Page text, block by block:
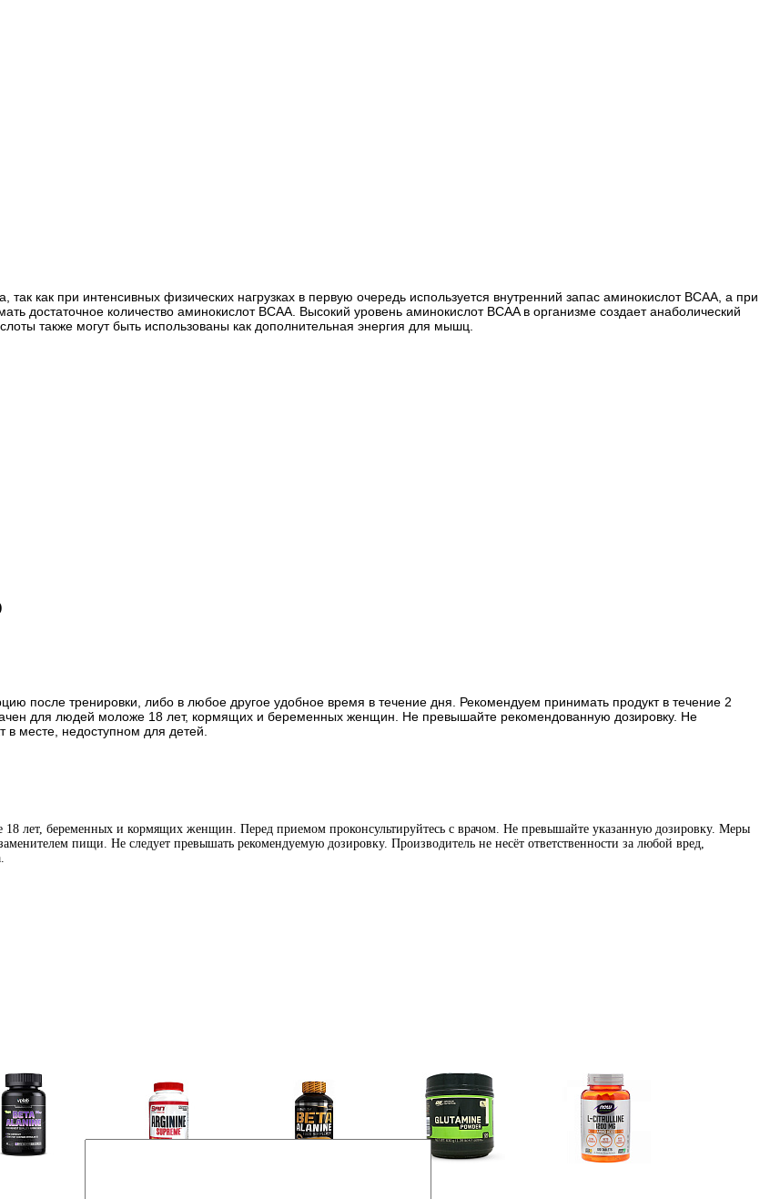
как при интенсивных физических нагрузках в первую очередь используется внутренний запас аминокислот BCAA, а при
достаточное количество аминокислот BCAA. Высокий уровень аминокислот ВCAA в организме создает анаболический
также могут быть использованы как дополнительная энергия для мышц.
после тренировки, либо в любое другое удобное время в течение дня. Рекомендуем принимать продукт в течение 2
для людей моложе 18 лет, кормящих и беременных женщин. Не превышайте рекомендованную дозировку. Не
месте, недоступном для детей.
18 лет, беременных и кормящих женщин. Перед приемом проконсультируйтесь с врачом. Не превышайте указанную дозировку. Меры
пищи. Не следует превышать рекомендуемую дозировку. Производитель не несёт ответственности за любой вред,